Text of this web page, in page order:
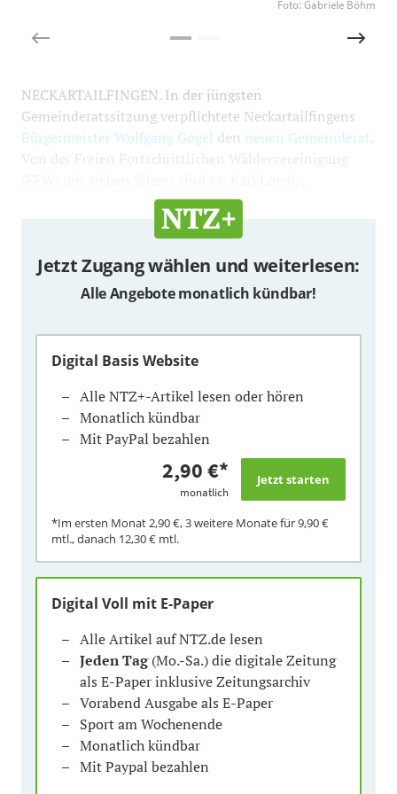
Foto: Gabriele Böhm
NECKARTAILFINGEN. In der jüngsten
Gemeinderatssitzung verpflichtete Neckartailfingens
Bürgermeister Wolfgang Gogel den neuen Gemeinderat.
Von der Freien Fortschrittlichen Wählervereinigung
Jetzt Zugang wählen und weiterlesen:
Alle Angebote monatlich kündbar!
Digital Basis Website
Alle NTZ+-Artikel lesen oder hören
Monatlich kündbar
Mit PayPal bezahlen
2,90 €*
monatlich
*Im ersten Monat2,90 €, 3 weitere Monate für9,90 €
mtl., danach 12,30 € mtl.
Digital Voll mit E-Paper
Alle Artikel auf NTZ.de lesen
Jeden Tag(Mo.-Sa.) die digitale Zeitung
als E-Paper inklusive Zeitungsarchiv
Vorabend Ausgabe als E-Paper
Sport am Wochenende
Monatlich kündbar
Mit Paypal bezahlen